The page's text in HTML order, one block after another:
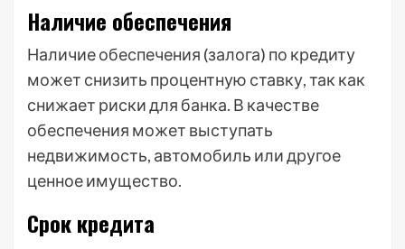
Наличие обеспечения
Наличие обеспечения (залога) по кредиту
может снизить процентную ставку, так как
снижает риски для банка. В качестве
обеспечения может выступать
недвижимость, автомобиль или другое
ценное имущество.
Срок кредита